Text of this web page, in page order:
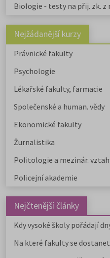
Biologie - testy na přij. zk. z
Nejžádanější kurzy
Právnické fakulty
Psychologie
Lékařské fakulty, farmacie
Společenské a human. vědy
Ekonomické fakulty
Žurnalistika
Politologie a mezinár.
Policejní akademie
Nejčtenější články
Kdy vysoké školy pořádají
Na které fakulty se